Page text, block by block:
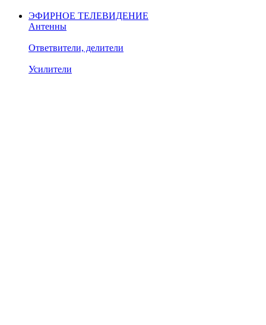
ЭФИРНОЕ ТЕЛЕВИДЕНИЕ
Антенны
Ответвители, делители
Усилители